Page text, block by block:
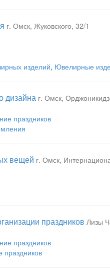
г. Омск, Жуковского, 32/1
изделий, Ювелирные
дизайна г. Омск,
праздников
вещей г. Омск,
праздников Лизы
праздников
праздников